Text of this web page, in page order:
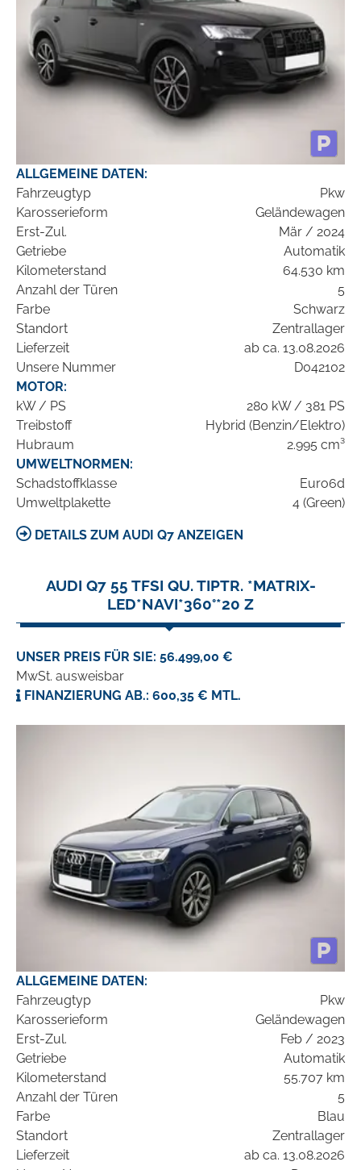
ALLGEMEINE DATEN:
Fahrzeugtyp
Pkw
Karosserieform
Geländewagen
Erst-Zul.
Mär / 2024
Getriebe
Automatik
Kilometerstand
64.530 km
Anzahl der Türen
5
Farbe
Schwarz
Standort
Zentrallager
Lieferzeit
ab ca. 13.08.2026
Unsere Nummer
D042102
MOTOR:
kW / PS
280 kW / 381 PS
Treibstoff
Hybrid (Benzin/Elektro)
Hubraum
2.995 cm³
UMWELTNORMEN:
Schadstoffklasse
Euro6d
Umweltplakette
4 (Green)
DETAILS ZUM AUDI Q7 ANZEIGEN
AUDI Q7 55 TFSI QU. TIPTR. *MATRIX-
LED*NAVI*360°*20 Z
UNSER PREIS FÜR SIE: 56.499,00 €
MwSt. ausweisbar
FINANZIERUNG AB.: 600,35 € MTL.
ALLGEMEINE DATEN:
Fahrzeugtyp
Pkw
Karosserieform
Geländewagen
Erst-Zul.
Feb / 2023
Getriebe
Automatik
Kilometerstand
55.707 km
Anzahl der Türen
5
Farbe
Blau
Standort
Zentrallager
Lieferzeit
ab ca. 13.08.2026